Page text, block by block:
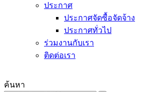
ประกาศ
ประกาศจัดซื้อจัดจ้าง
ประกาศทั่วไป
ร่วมงานกับเรา
ติดต่อเรา
ค้นหา